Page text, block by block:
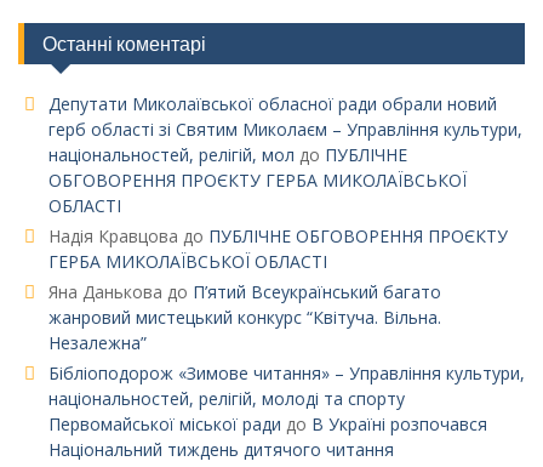
Останні коментарі
Депутати Миколаївської обласної ради обрали новий
герб області зі Святим Миколаєм – Управління культури,
національностей, релігій, мол до ПУБЛІЧНЕ
ОБГОВОРЕННЯ ПРОЄКТУ ГЕРБА МИКОЛАЇВСЬКОЇ
ОБЛАСТІ
Надія Кравцова до ПУБЛІЧНЕ ОБГОВОРЕННЯ ПРОЄКТУ
ГЕРБА МИКОЛАЇВСЬКОЇ ОБЛАСТІ
Яна Данькова до П’ятий Всеукраїнський багато
жанровий мистецький конкурс “Квітуча. Вільна.
Незалежна”
Бібліоподорож «Зимове читання» – Управління культури,
національностей, релігій, молоді та спорту
Первомайської міської ради до В Україні розпочався
Національний тиждень дитячого читання